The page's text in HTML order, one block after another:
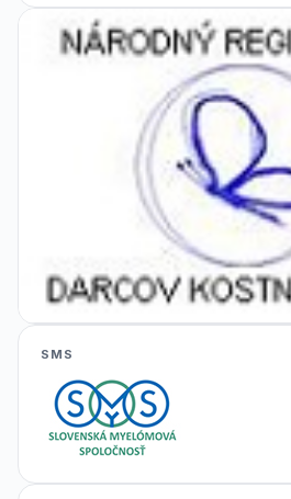
SMS